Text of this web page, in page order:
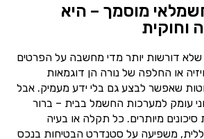
מוסמך – היא
וחוקית
שלא דורשות יותר מדי מחשבה על הפרטים
או החלפה של נורה הן דוגמאות
שאפשר לבצע גם בלי ידע מעמיק. אבל
עומק למערכות החשמל בבית – ברור
מיותרים. כל תקלה או בעיה
משפיעה על סטנדרט הבטיחות בנכס